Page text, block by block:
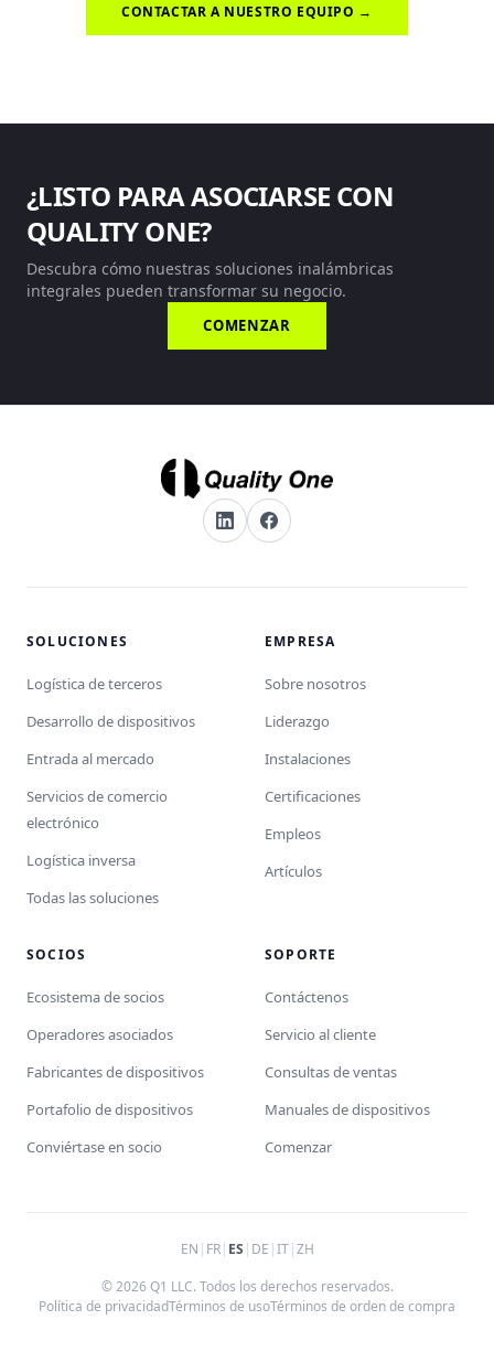
CONTACTAR A NUESTRO EQUIPO →
¿LISTO PARA ASOCIARSE CON
QUALITY ONE?
Descubra cómo nuestras soluciones inalámbricas
integrales pueden transformar su negocio.
COMENZAR
SOLUCIONES
Logística de terceros
Desarrollo de dispositivos
Entrada al mercado
Servicios de comercio
electrónico
Logística inversa
Todas las soluciones
EMPRESA
Sobre nosotros
Liderazgo
Instalaciones
Certificaciones
Empleos
Artículos
SOCIOS
Ecosistema de socios
Operadores asociados
Fabricantes de dispositivos
Portafolio de dispositivos
Conviértase en socio
SOPORTE
Contáctenos
Servicio al cliente
Consultas de ventas
Manuales de dispositivos
Comenzar
EN | FR| ES | DE |IT|ZH
© 2026 Q1 LLC. Todos los derechos reservados.
Política de privacidadTérminos de usoTérminos de orden de compra